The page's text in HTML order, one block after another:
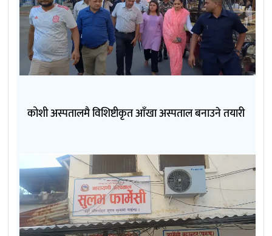
कोशी अस्पतालमै विशिष्टीकृत आँखा अस्पताल बनाउने तयारी